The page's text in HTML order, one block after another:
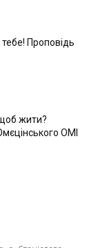
Проповідь
жити?
ОМІ